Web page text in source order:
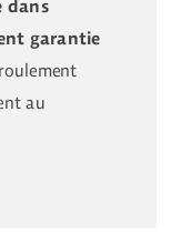
dans
garantie
au